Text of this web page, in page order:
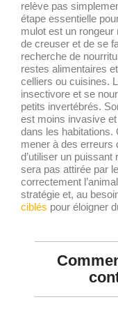
relève pas
étape essentielle
mulot est un rongeur
de creuser et de se
recherche de
restes alimentaires
celliers ou cuisines.
insectivore et se
petits invertébrés.
est moins invasive
dans les habitations.
mener à des erreurs
d’utiliser un
sera pas attirée par
correctement
stratégie et, au
ciblés pour éloigner